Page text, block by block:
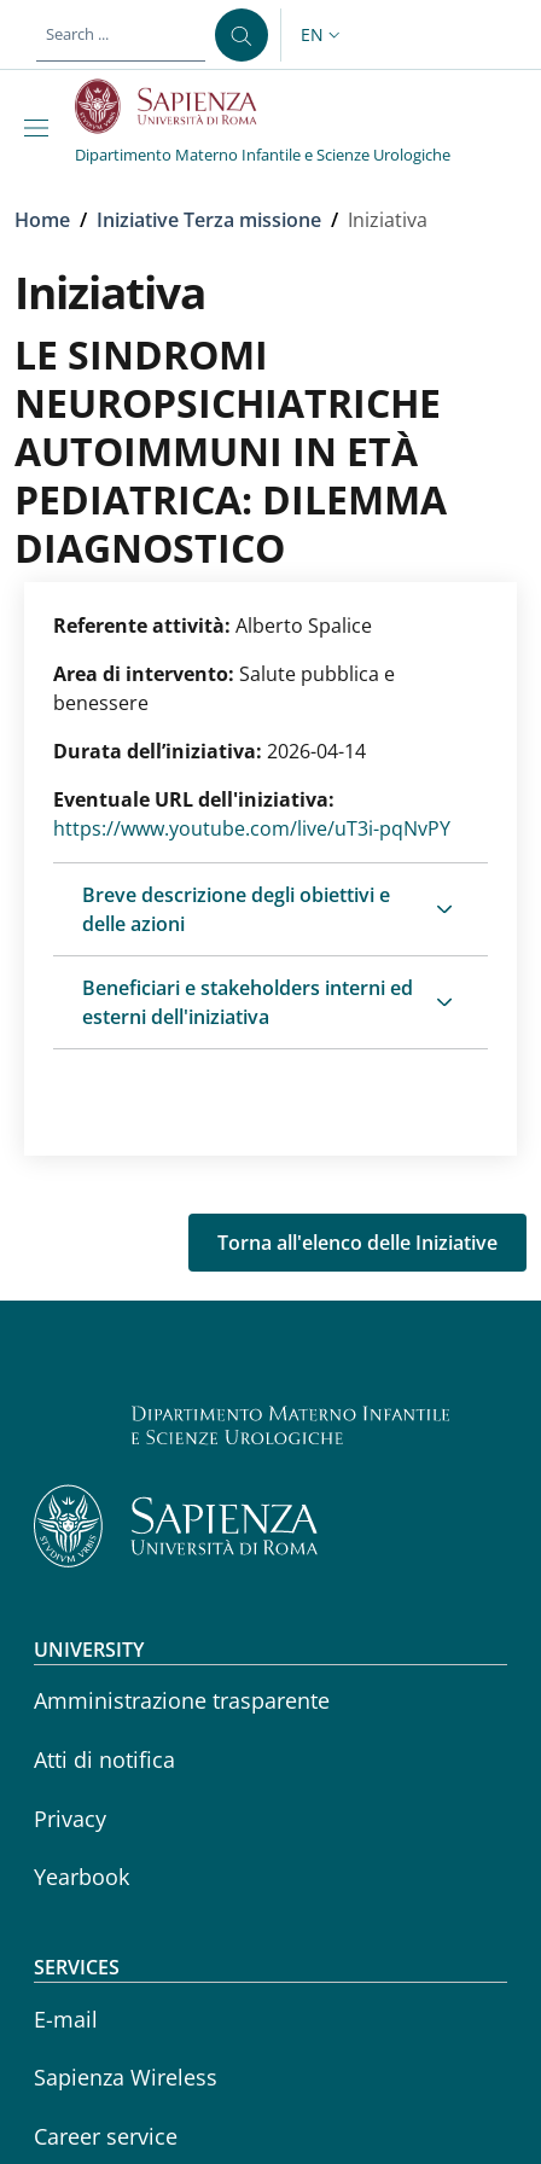
LANGUAGE SWITCHER:
EN
Dipartimento Materno Infantile e Scienze Urologiche
Breadcrumb
Home / Iniziative Terza missione / Iniziativa
Iniziativa
LE SINDROMI
NEUROPSICHIATRICHE
AUTOIMMUNI IN ETÀ
PEDIATRICA: DILEMMA
DIAGNOSTICO
Referente attività: Alberto Spalice
Area di intervento: Salute pubblica e
benessere
Durata dell’iniziativa: 2026-04-14
Eventuale URL dell'iniziativa:
https://www.youtube.com/live/uT3i-pqNvPY
Breve descrizione degli obiettivi e
delle azioni
Beneficiari e stakeholders interni ed
esterni dell'iniziativa
Torna all'elenco delle Iniziative
Footer menu
UNIVERSITY
Amministrazione trasparente
Atti di notifica
Privacy
Yearbook
SERVICES
E-mail
Sapienza Wireless
Career service